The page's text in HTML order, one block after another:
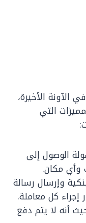
الأخيرة،
التي
الوصول إلى
وأي مكان.
وإرسال رسالة
كل معاملة.
أنه لا يتم دفع